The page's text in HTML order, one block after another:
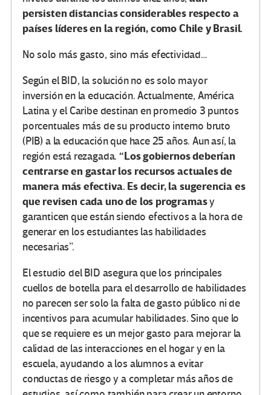
persisten distancias considerables respecto a
países líderes en la región, como Chile y Brasil.
No solo más gasto, sino más efectividad…
Según el BID, la solución no es solo mayor
inversión en la educación. Actualmente, América
Latina y el Caribe destinan en promedio 3 puntos
porcentuales más de su producto interno bruto
(PIB) a la educación que hace 25 años. Aun así, la
región está rezagada. “Los gobiernos deberían
centrarse en gastar los recursos actuales de
manera más efectiva. Es decir, la sugerencia es
que revisen cada uno de los programasy
garanticen que están siendo efectivos a la hora de
generar en los estudiantes las habilidades
necesarias”.
El estudio del BID asegura que los principales
cuellos de botella para el desarrollo de habilidades
no parecen ser solo la falta de gasto público ni de
incentivos para acumular habilidades. Sino que lo
que se requiere es un mejor gasto para mejorar la
calidad de las interacciones en el hogar y en la
escuela, ayudando a los alumnos a evitar
conductas de riesgo y a completar más años de